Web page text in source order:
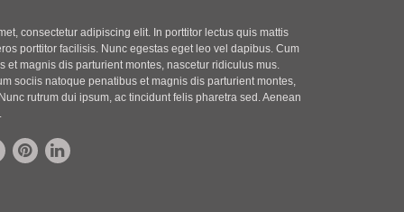
consectetur adipiscing elit. In porttitor lectus quis mattis
porttitor facilisis. Nunc egestas eget leo vel dapibus. Cum
et magnis dis parturient montes, nascetur ridiculus mus.
sociis natoque penatibus et magnis dis parturient montes,
rutrum dui ipsum, ac tincidunt felis pharetra sed. Aenean